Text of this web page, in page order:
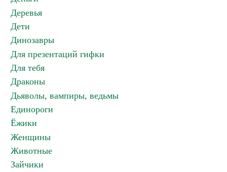
Деревья
Дети
Динозавры
Для презентаций гифки
Для тебя
Драконы
Дьяволы, вампиры, ведьмы
Единороги
Ёжики
Женщины
Животные
Зайчики